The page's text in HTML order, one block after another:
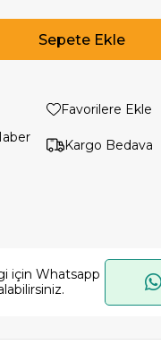
Favorilere Ekle
Kargo Bedava
için Whatsapp